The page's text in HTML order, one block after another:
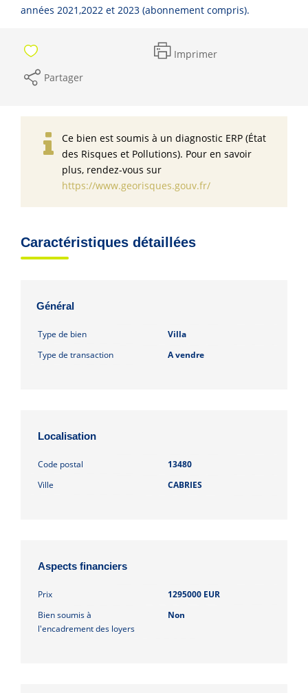
années 2021,2022 et 2023 (abonnement compris).
Imprimer
Partager
Ce bien est soumis à un diagnostic ERP (État
des Risques et Pollutions). Pour en savoir
plus, rendez-vous sur
https://www.georisques.gouv.fr/
Caractéristiques détaillées
Général
Type de bien
Villa
Type de transaction
A vendre
Localisation
Code postal
13480
Ville
CABRIES
Aspects financiers
Prix
1295000 EUR
Bien soumis à
l'encadrement des loyers
Non